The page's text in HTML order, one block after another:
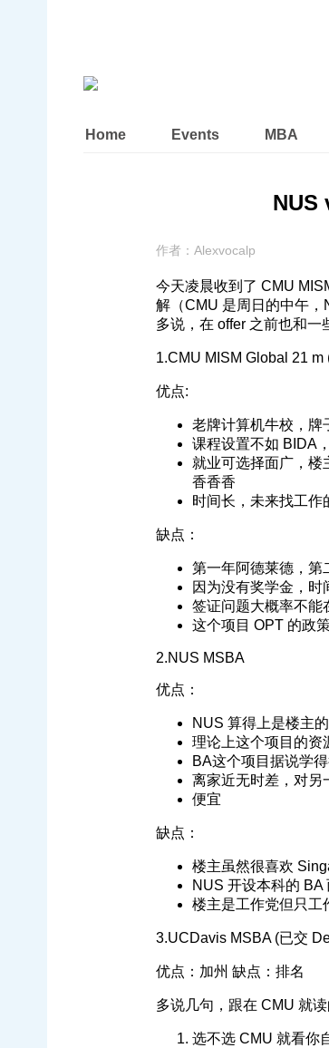
Home Events MBA
NUS
作者： Alexvocalp
今天凌晨收到了 CMU
解（CMU 是周日的中午
多说，在 offer 之前也和一
1.CMU MISM Global 21 m
优点:
老牌计算机牛校，牌
课程设置不如 BIDA
就业可选择面广，楼
香香香
时间长，未来找工作
缺点：
第一年阿德莱德，第
因为没有奖学金，时
签证问题大概率不能
这个项目 OPT 的政
2.NUS MSBA
优点：
NUS 算得上是楼主
理论上这个项目的资
BA这个项目据说学
离家近无时差，对另
便宜
缺点：
楼主虽然很喜欢
NUS 开设本科的 BA
楼主是工作党但只工
3.UCDavis MSBA (已交
优点：加州 缺点：排名
多说几句，跟在 CMU 就
选不选 CMU 就看你